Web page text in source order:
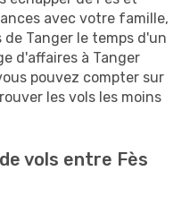
avec votre famille,
Tanger le temps d'un
d'affaires à Tanger
pouvez compter sur
les vols les moins
vols entre Fès